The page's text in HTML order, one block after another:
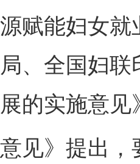
赋能妇女
、全国妇
的实施意
》提出，